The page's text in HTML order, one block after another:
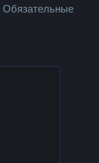
Обязательные